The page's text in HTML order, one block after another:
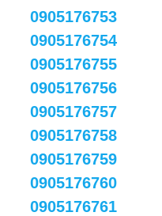
0905176753
0905176754
0905176755
0905176756
0905176757
0905176758
0905176759
0905176760
0905176761